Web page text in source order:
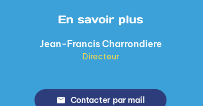
En savoir plus
Jean-Francis Charrondiere
Directeur
Contacter par mail